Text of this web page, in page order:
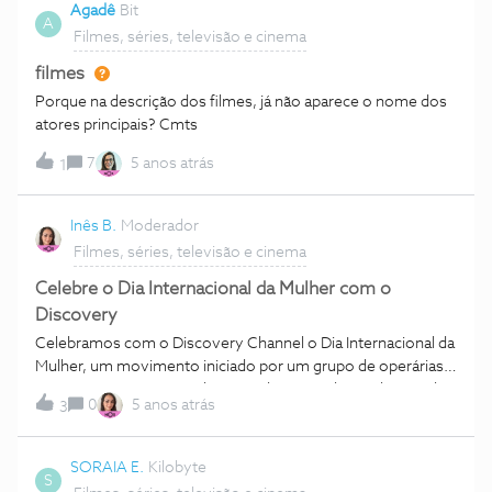
situação. Cmpts, João
A
Agadê Bit
Filmes, séries, televisão e cinema
filmes
Porque na descrição dos filmes, já não aparece o nome dos
atores principais? Cmts
1 7 5 anos atrás
Inês B.
Moderador
Filmes, séries, televisão e cinema
Celebre o Dia Internacional da Mulher com o
Discovery
Celebramos com o Discovery Channel o Dia Internacional da
Mulher, um movimento iniciado por um grupo de operárias e
que é agora comemorado em todo o mundo.Ainda, nos dias
de hoje, há muitas mulheres que são discriminadas e lutam
diariamente pelos seus direitos. Nos canais Discovery,
celebramos a Mulher todos os dias. Porque à frente de
grandes programas há sempre grandes mulheres, estas, são
3 0 5 anos atrás
S
SORAIA E.
Kilobyte